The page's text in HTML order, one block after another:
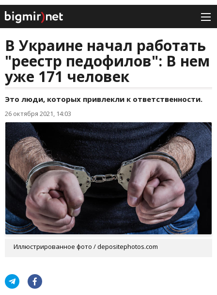
В Украине начал работать
"реестр педофилов": В нем
уже 171 человек
Это люди, которых привлекли к ответственности.
26 октября 2021, 14:03
Иллюстрированное фото / depositephotos.com